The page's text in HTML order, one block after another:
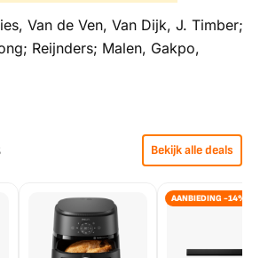
Van de Ven, Van Dijk, J. Timber;
Reijnders; Malen, Gakpo,
Bekijk alle deals
AANBIEDING -14%